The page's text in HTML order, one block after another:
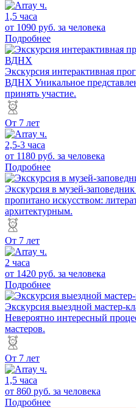
1,5 часа
от 1090 руб. за человека
Подробнее
Экскурсия интерактивная
ВДНХ Уникальное
принять участие.
От 7 лет
2,5-3 часа
от 1180 руб. за человека
Подробнее
Экскурсия в музей-
пропитано искусством:
архитектурным.
От 7 лет
2 часа
от 1420 руб. за человека
Подробнее
Экскурсия выездной мастер-
Невероятно интересный
мастеров.
От 7 лет
1,5 часа
от 860 руб. за человека
Подробнее